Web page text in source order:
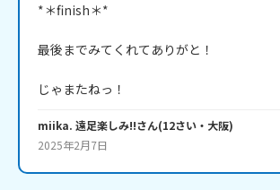
*＊finish＊*
最後までみてくれてありがと！
じゃまたねっ！
miika. 遠足楽しみ!!さん(12さい・ 大阪)
2025年2月7日